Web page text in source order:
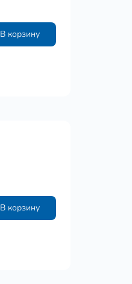
В корзину
В корзину